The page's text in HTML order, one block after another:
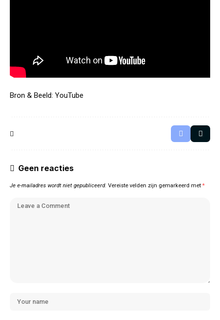
Bron & Beeld: YouTube
Geen reacties
Je e-mailadres wordt niet gepubliceerd. Vereiste velden zijn gemarkeerd met *